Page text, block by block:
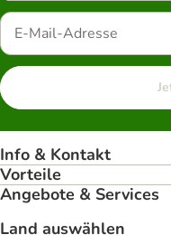
Info & Kontakt
Vorteile
Angebote & Services
Land auswählen